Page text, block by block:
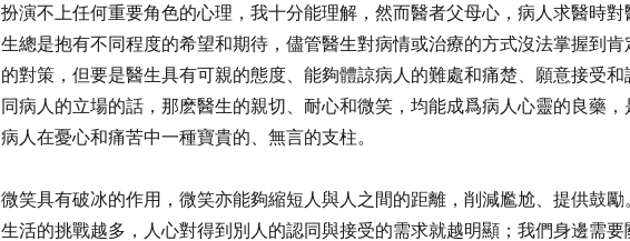
扮演不上任何重要角色的心理，我十分能理解，然而醫者父母心，病人求醫時對
生總是抱有不同程度的希望和期待，儘管醫生對病情或治療的方式沒法掌握到肯
的對策，但要是醫生具有可親的態度、能夠體諒病人的難處和痛楚、願意接受和
同病人的立場的話，那麽醫生的親切、耐心和微笑，均能成爲病人心靈的良藥，
病人在憂心和痛苦中一種寶貴的、無言的支柱。
微笑具有破冰的作用，微笑亦能夠縮短人與人之間的距離，削減尷尬、提供鼓勵。
生活的挑戰越多，人心對得到別人的認同與接受的需求就越明顯；我們身邊需要